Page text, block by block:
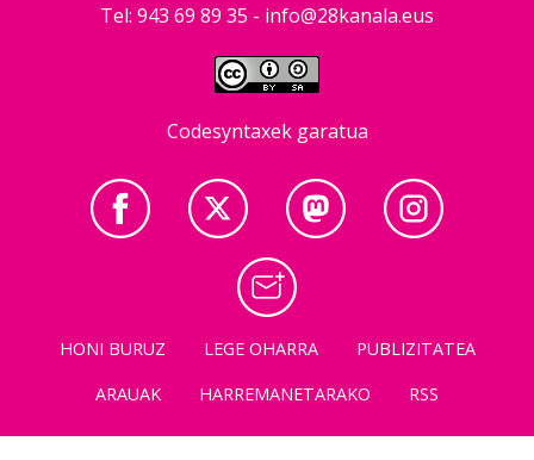
Tel: 943 69 89 35 - info@28kanala.eus
Codesyntaxek garatua
HONI BURUZ LEGE OHARRA
PUBLIZITATEA
ARAUAK
HARREMANETARAKO RSS